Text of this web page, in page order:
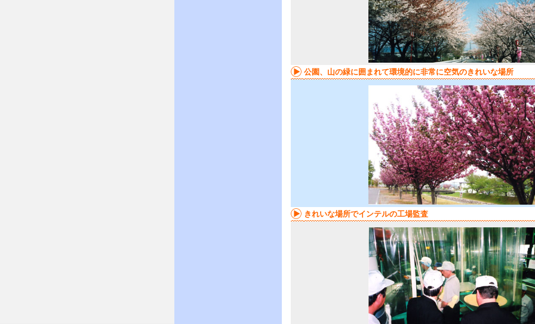
公園、山の緑に囲まれて環境的に非常に空気のきれいな場所
きれいな場所でインテルの工場監査